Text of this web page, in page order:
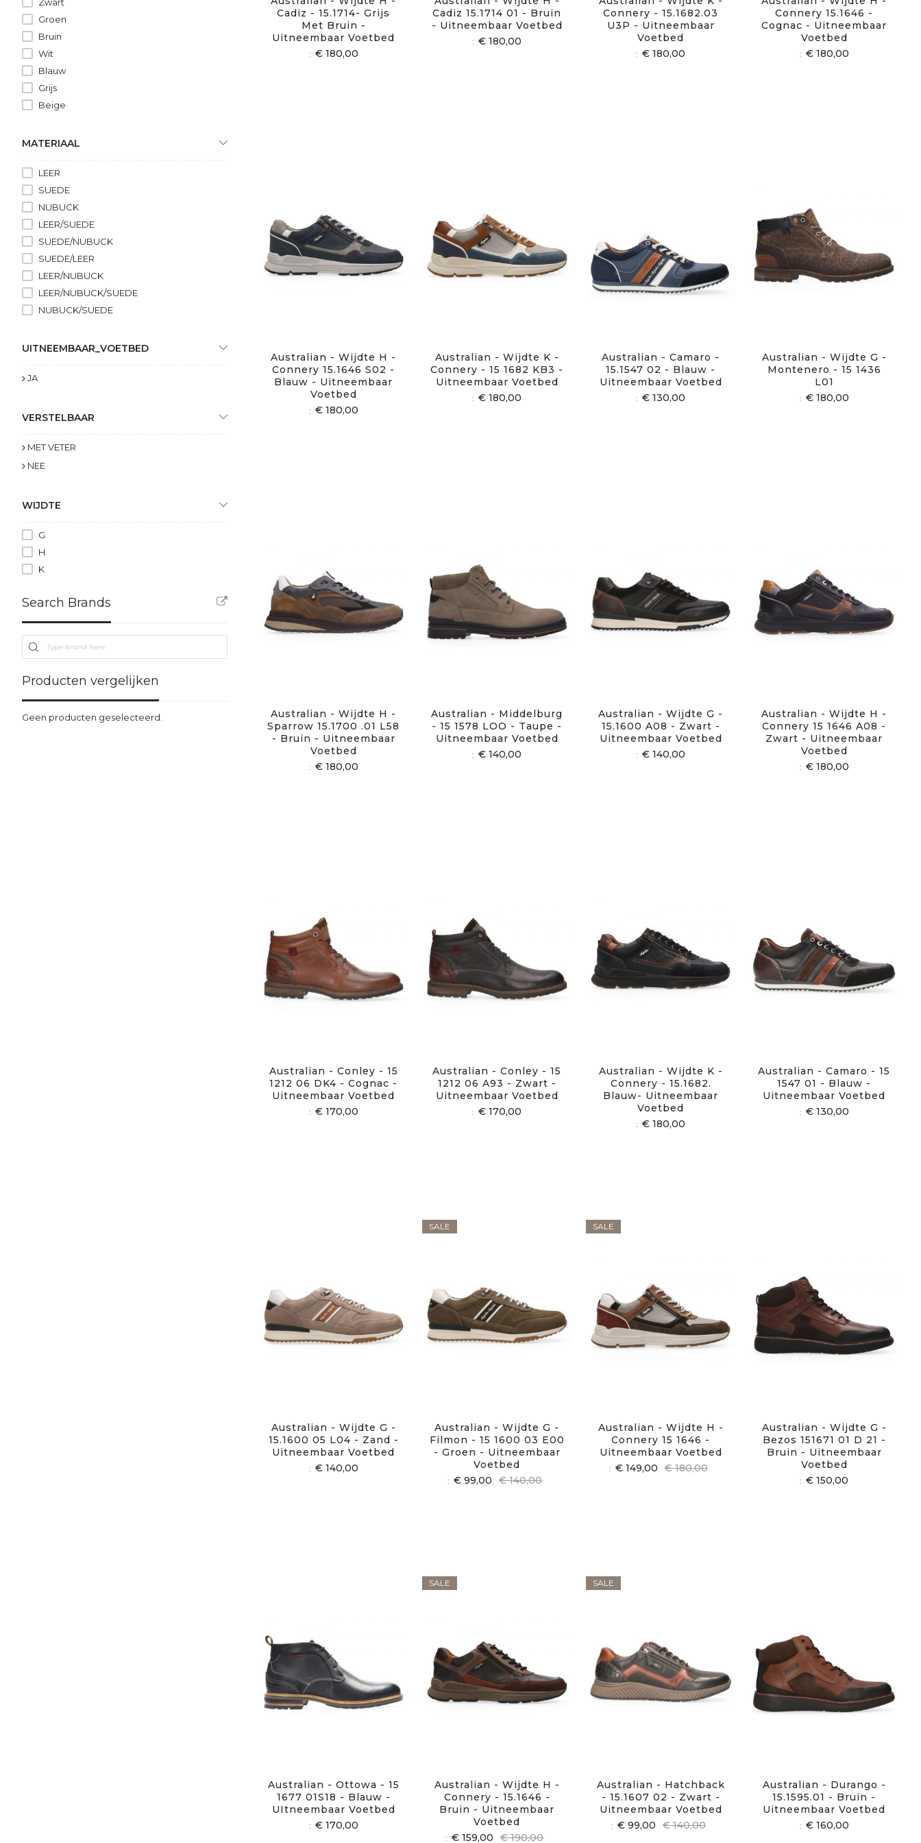
Cadiz - 15.1714- Grijs
Met Bruin -
Uitneembaar Voetbed
€ 180,00
Cadiz 15.1714 01 - Bruin
- Uitneembaar Voetbed
€ 180,00
Connery - 15.1682.03
U3P - Uitneembaar
Voetbed
€ 180,00
Connery 15.1646 -
Cognac - Uitneembaar
Voetbed
€ 180,00
Australian - Wijdte H -
Connery 15.1646 S02 -
Blauw - Uitneembaar
Voetbed
€ 180,00
Australian - Wijdte K -
Connery - 15 1682 KB3 -
Uitneembaar Voetbed
€ 180,00
Australian - Camaro -
15.1547 02 - Blauw -
Uitneembaar Voetbed
€ 130,00
Australian - Wijdte G -
Montenero - 15 1436
L01
€ 180,00
Australian - Wijdte H -
Sparrow 15.1700 .01 L58
- Bruin - Uitneembaar
Voetbed
€ 180,00
Australian - Middelburg
- 15 1578 LOO - Taupe -
Uitneembaar Voetbed
€ 140,00
Australian - Wijdte G -
15.1600 A08 - Zwart -
Uitneembaar Voetbed
€ 140,00
Australian - Wijdte H -
Connery 15 1646 A08 -
Zwart - Uitneembaar
Voetbed
€ 180,00
Australian - Conley - 15
1212 06 DK4 - Cognac -
Uitneembaar Voetbed
€ 170,00
Australian - Conley - 15
1212 06 A93 - Zwart -
Uitneembaar Voetbed
€ 170,00
Australian - Wijdte K -
Connery - 15.1682.
Blauw- Uitneembaar
Voetbed
€ 180,00
Australian - Camaro - 15
1547 01 - Blauw -
Uitneembaar Voetbed
€ 130,00
Australian - Wijdte G -
15.1600 05 L04 - Zand -
Uitneembaar Voetbed
€ 140,00
SALE
Australian - Wijdte G -
Filmon - 15 1600 03 E00
- Groen - Uitneembaar
Voetbed
€ 99,00
€ 140,00
SALE
Australian - Wijdte H -
Connery 15 1646 -
Uitneembaar Voetbed
€ 149,00 € 180,00
Australian - Wijdte G -
Bezos 151671 01 D 21 -
Bruin - Uitneembaar
Voetbed
€ 150,00
Australian - Ottowa - 15
1677 01S18 - Blauw -
UItneembaar Voetbed
€ 170,00
SALE
Australian - Wijdte H -
Connery - 15.1646 -
Bruin - Uitneembaar
Voetbed
€ 159,00
€ 190,00
SALE
Australian - Hatchback
- 15.1607 02 - Zwart -
Uitneembaar Voetbed
€ 99,00 € 140,00
Australian - Durango -
15.1595.01 - Bruin -
Uitneembaar Voetbed
€ 160,00
Groen
Bruin
Wit
Blauw
Grijs
Beige
MATERIAAL
LEER
SUEDE
NUBUCK
LEER/SUEDE
SUEDE/NUBUCK
SUEDE/LEER
LEER/NUBUCK
LEER/NUBUCK/SUEDE
NUBUCK/SUEDE
UITNEEMBAAR_VOETBED
JA
VERSTELBAAR
MET VETER
NEE
WIJDTE
G
H
K
Search Brands
Producten vergelijken
Geen producten geselecteerd.